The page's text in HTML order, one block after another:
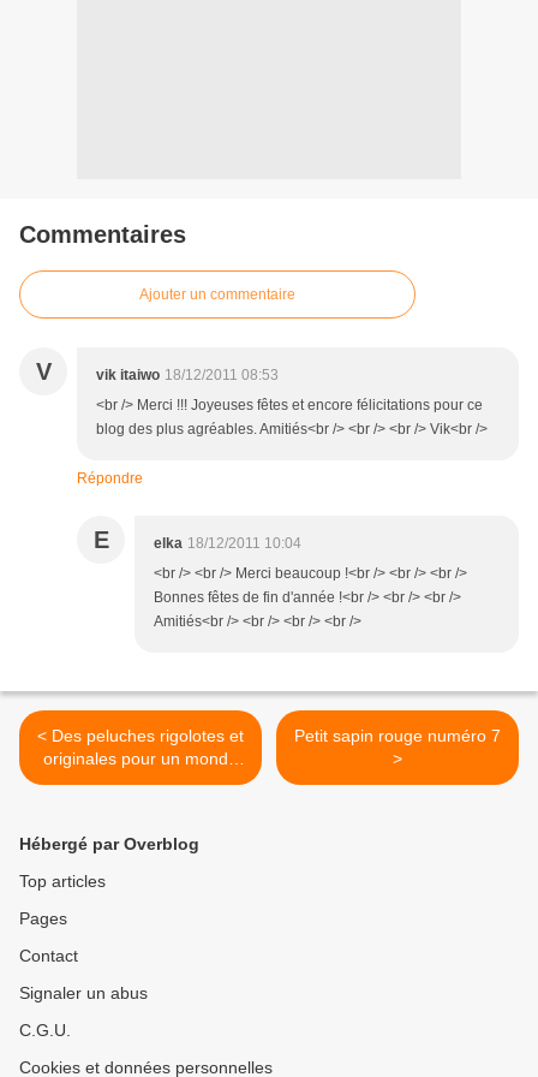
Commentaires
Ajouter un commentaire
V vik itaiwo 18/12/2011 08:53
<br /> Merci !!! Joyeuses fêtes et encore félicitations pour ce
blog des plus agréables. Amitiés<br /> <br /> <br /> Vik<br />
Répondre
E elka 18/12/2011 10:04
<br /> <br /> Merci beaucoup !<br /> <br /> <br />
Bonnes fêtes de fin d'année !<br /> <br /> <br />
Amitiés<br /> <br /> <br /> <br />
< Des peluches rigolotes et
originales pour un monde
fantastique!
Petit sapin rouge numéro 7
>
Hébergé par Overblog
Top articles
Pages
Contact
Signaler un abus
C.G.U.
Cookies et données personnelles